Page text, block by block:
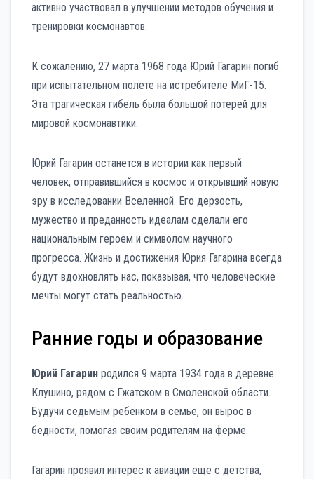
активно участвовал в улучшении методов обучения и
тренировки космонавтов.
К сожалению, 27 марта 1968 года Юрий Гагарин погиб
при испытательном полете на истребителе МиГ-15.
Эта трагическая гибель была большой потерей для
мировой космонавтики.
Юрий Гагарин останется в истории как первый
человек, отправившийся в космос и открывший новую
эру в исследовании Вселенной. Его дерзость,
мужество и преданность идеалам сделали его
национальным героем и символом научного
прогресса. Жизнь и достижения Юрия Гагарина всегда
будут вдохновлять нас, показывая, что человеческие
мечты могут стать реальностью.
Ранние годы и образование
Юрий Гагарин родился 9 марта 1934 года в деревне
Клушино, рядом с Гжатском в Смоленской области.
Будучи седьмым ребенком в семье, он вырос в
бедности, помогая своим родителям на ферме.
Гагарин проявил интерес к авиации еще с детства,